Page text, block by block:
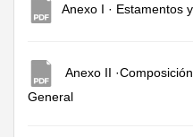
Anexo I · Estamentos
Anexo II ·
General